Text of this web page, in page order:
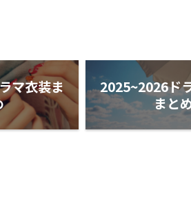
マ衣装ま
2025~2026ド
まと